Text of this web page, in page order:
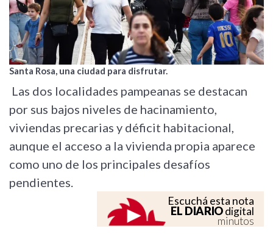
Santa Rosa, una ciudad para disfrutar.
Las dos localidades pampeanas se destacan
por sus bajos niveles de hacinamiento,
viviendas precarias y déficit habitacional,
aunque el acceso a la vivienda propia aparece
como uno de los principales desafíos
pendientes.
Escuchá esta nota
EL DIARIOdigital
minutos